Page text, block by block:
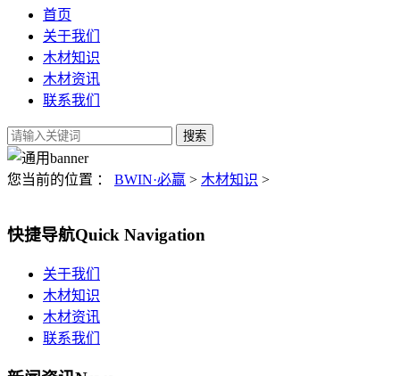
首页
关于我们
木材知识
木材资讯
联系我们
您当前的位置 ： BWIN·必赢 > 木材知识 >
快捷导航Quick Navigation
关于我们
木材知识
木材资讯
联系我们